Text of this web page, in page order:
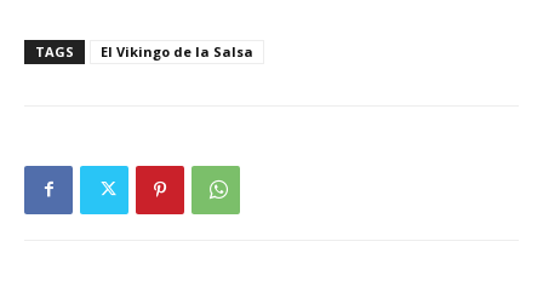
TAGS El Vikingo de la Salsa